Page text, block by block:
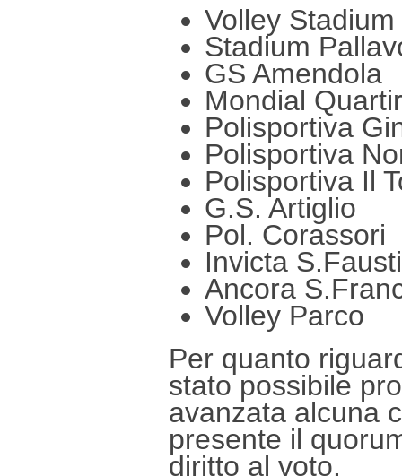
Volley
Stadium
GS Amendola
Mondial
Polisportiva
Polisportiva
Polisportiva Il
G.S. Artiglio
Pol. Corassori
Invicta
Ancora
Volley Parco
Per quanto
stato possibile
avanzata alcuna
presente il
diritto al voto.